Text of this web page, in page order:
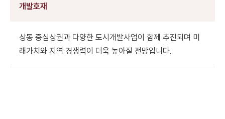
개발호재
상동 중심상권과 다양한 도시개발사업이 함께 추진되며 미
래가치와 지역 경쟁력이 더욱 높아질 전망입니다.